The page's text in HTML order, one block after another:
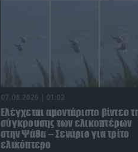
07.08.2026 | 01:02
Ελέγχεται αμοντάριστο βίντεο
σύγκρουσης των ελικοπτέρων
στην Ψάθα – Σενάριο για τρίτο
ελικόπτερο